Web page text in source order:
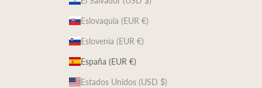
Eslovaquia (EUR €)
Eslovenia (EUR €)
España (EUR €)
Estados Unidos (USD $)